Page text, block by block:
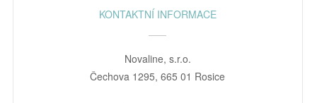
KONTAKTNÍ INFORMACE
Novaline, s.r.o.
Čechova 1295, 665 01 Rosice